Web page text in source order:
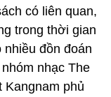
có liên quan,
trong thời gian
đồn đoán
nhạc The
Kangnam phủ